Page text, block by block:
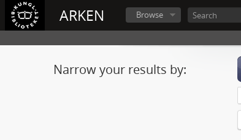
ARKEN Browse
Narrow your results by: